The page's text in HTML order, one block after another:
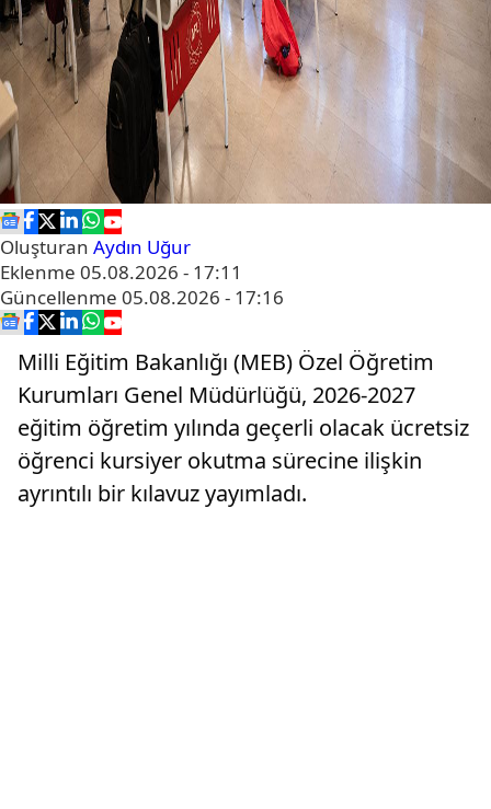
Oluşturan Aydın Uğur
Eklenme 05.08.2026 - 17:11
Güncellenme 05.08.2026 - 17:16
Milli Eğitim Bakanlığı (MEB) Özel Öğretim
Kurumları Genel Müdürlüğü, 2026-2027
eğitim öğretim yılında geçerli olacak ücretsiz
öğrenci kursiyer okutma sürecine ilişkin
ayrıntılı bir kılavuz yayımladı.